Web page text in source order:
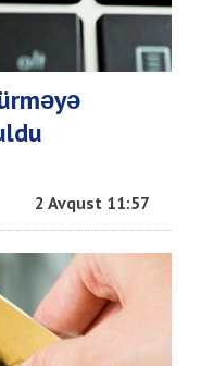
2 Avqust 11:57